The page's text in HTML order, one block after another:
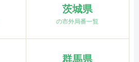
茨城県
の市外局番一覧
群馬県